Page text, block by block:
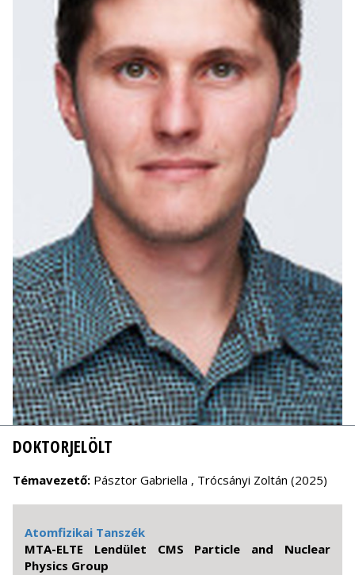
DOKTORJELÖLT
Témavezető: Pásztor Gabriella , Trócsányi Zoltán (2025)
Atomfizikai Tanszék
MTA-ELTE Lendület CMS Particle and Nuclear
Physics Group